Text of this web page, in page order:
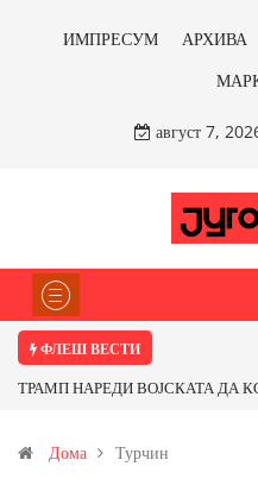
ИМПРЕСУМ АРХИВА
август 7,
ФЛЕШ ВЕСТИ
ТРАМП НАРЕДИ ВОЈСКАТА ДА
Иловица и со антимонот?
Дома Турчин